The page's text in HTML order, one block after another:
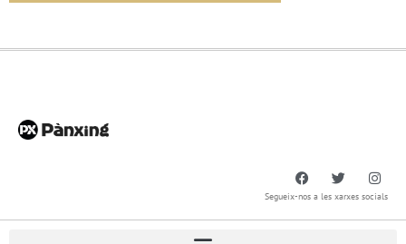
Segueix-nos a les xarxes socials